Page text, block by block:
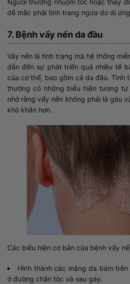
Người thường nhuộm tóc hoặc thay
dễ mắc phải tình trạng ngứa do dị
7. Bệnh vẩy nến da đầu
Vảy nến là tình trạng mà hệ thống
dẫn đến sự phát triển quá nhiều tế
của cơ thể, bao gồm cả da đầu. Tình
thường có những biểu hiện tương tự
nhớ rằng vẩy nến không phải là gàu
khó khăn hơn.
Các biểu hiện cơ bản của bệnh vẩy
Hình thành các mảng da bám
ở đường chân tóc và sau gáy.